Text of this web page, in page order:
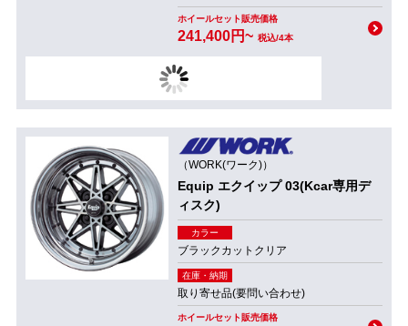
ホイールセット販売価格
241,400円~ 税込/4本
（WORK(ワーク)）
Equip エクイップ 03(Kcar専用デ
ィスク)
カラー
ブラックカットクリア
在庫・納期
取り寄せ品(要問い合わせ)
ホイールセット販売価格